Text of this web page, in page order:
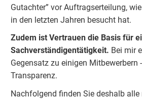
Gutachter” vor Auftragserteilung,
in den letzten Jahren besucht hat.
Zudem ist Vertrauen die Basis für
Sachverständigentätigkeit. Bei mir
Gegensatz zu einigen Mitbewerbern
Transparenz.
Nachfolgend finden Sie deshalb alle